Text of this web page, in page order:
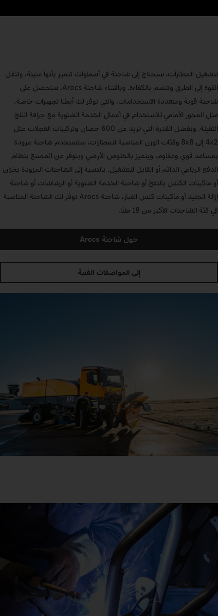
لتشغيل المطارات، ستحتاج إلى شاحنة في أسطولك تتميز بأنها متينة، وتنقل
القوة إلى الطرق وتتسم بالكفاءة. وباقتناء شاحنة Arocs، ستحصل على
شاحنة قوية ومتعددة الاستخدامات، والتي توفر لك أيضًا تجهيزات خاصة،
مثل المحور الأمامي للاستخدام في أعمال الخدمة الشتوية مع جرافة الثلج
الثقيلة. وبفضل القدرة التي تزيد عن 600 حصان وتركيبات العجلات مثل
4x2 إلى 8x8 وفئات الوزن المناسبة للمطارات، ستستخدم شاحنة مزودة
بمساعد قوي ومقاوم، ويتميز بالخلوص الأرضي ويتوفر من المصنع بنظام
الدفع الرباعي الدائم أو القابل للتشغيل. بالنسبة إلى الشاحنات المزودة بخزان
أو ماكينات الكنس بالنفخ أو شاحنة الخدمة الشتوية أو الرشاشات أو شاحنة
إزالة الجليد أو ماكينات كنس الغبار، شاحنة Arocs توفر لك الشاحنة المناسبة
في فئة الشاحنات الأكبر من 18 طنًا.
حول شاحنة Arocs
إلى المواصفات الفنية